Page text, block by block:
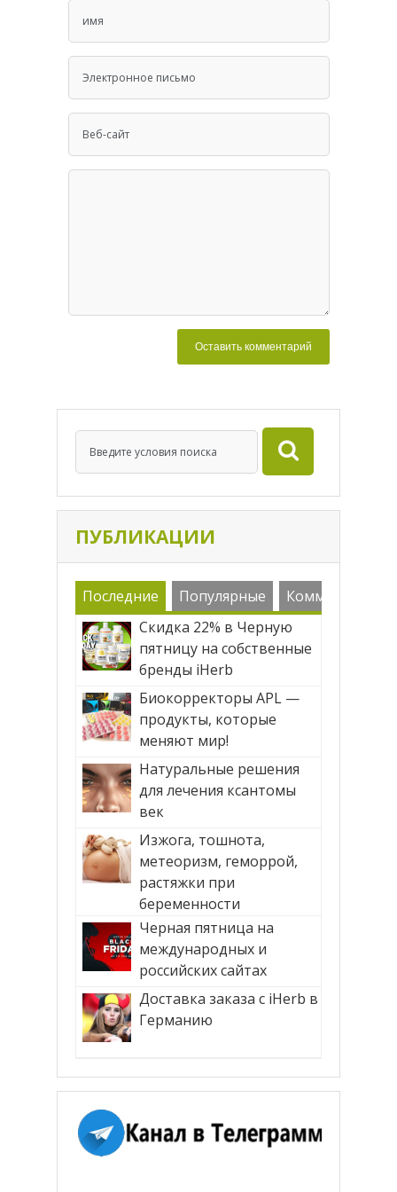
ПУБЛИКАЦИИ
Последние Популярные
Комменарии
Скидка 22% в Черную
пятницу на собственные
бренды iHerb
Биокорректоры APL —
продукты, которые
меняют мир!
Натуральные решения
для лечения ксантомы
век
Изжога, тошнота,
метеоризм, геморрой,
растяжки при
беременности
Черная пятница на
международных и
российских сайтах
Доставка заказа с iHerb в
Германию